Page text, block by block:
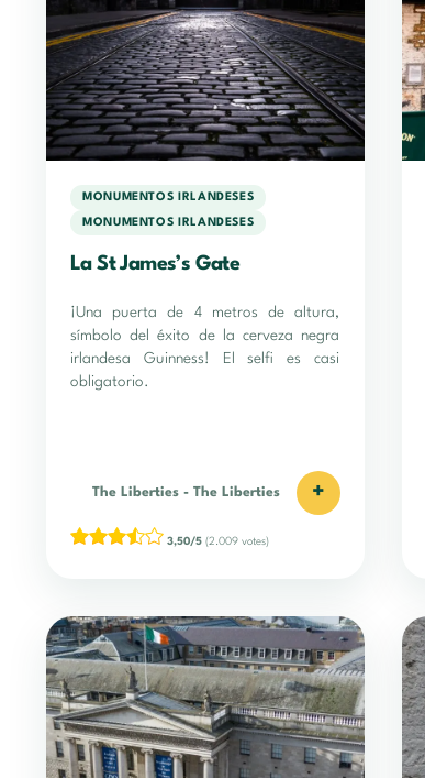
MONUMENTOS IRLANDESES
MONUMENTOS IRLANDESES
La St James’s Gate
¡Una puerta de 4 metros de altura,
símbolo del éxito de la cerveza negra
irlandesa Guinness! El selfi es casi
obligatorio.
The Liberties - The Liberties +
3,50/5 (2.009 votes)